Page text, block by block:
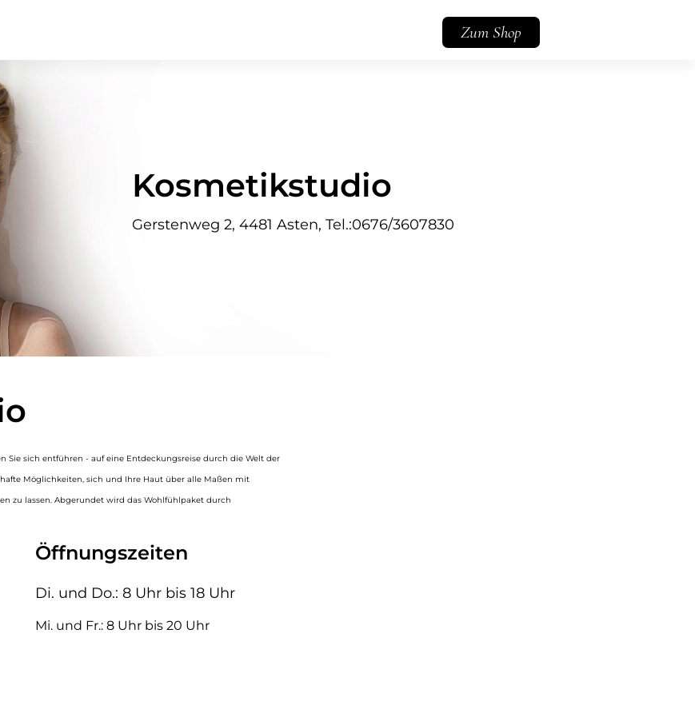
Zum Shop
Kosmetikstudio
Gerstenweg 2, 4481 Asten, Tel.:0676/3607830
sich entführen - auf eine Entdeckungsreise durch die Welt der
Möglichkeiten, sich und Ihre Haut über alle Maßen mit
zu lassen. Abgerundet wird das Wohlfühlpaket durch
Öffnungszeiten
Di. und Do.: 8 Uhr bis 18 Uhr
Mi. und Fr.: 8 Uhr bis 20 Uhr